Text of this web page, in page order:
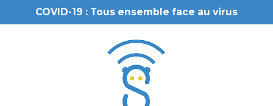
COVID-19 : Tous ensemble face au virus